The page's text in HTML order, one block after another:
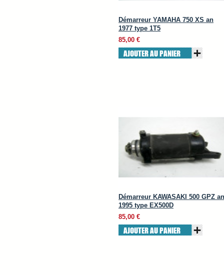
Démarreur YAMAHA 750 XS an
1977 type 1T5
85,00 €
AJOUTER AU PANIER
Démarreur KAWASAKI 500 GPZ an
1995 type EX500D
85,00 €
AJOUTER AU PANIER